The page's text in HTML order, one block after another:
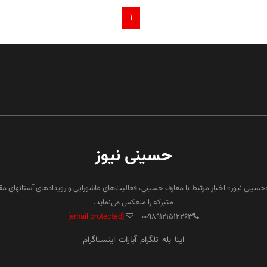
۱
حسینی نیوز
نیوز» اخبار مرتبط با معارف حسینی، فعالیت‌های عاشورایی و رویدادهای
متبرکه را منعکس می‌نماید.
۰۰۹۸۹۱۲۱۵۱۲۲۶۳
[email protected]
ایتا بله تلگرام آپارات اینستاگرام